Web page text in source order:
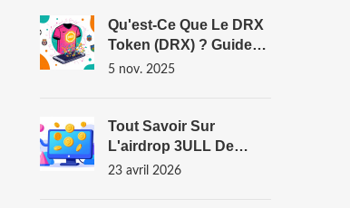
Qu'est-Ce Que Le DRX
Token (DRX) ? Guide
Complet Sur La
Technologie NFC
5 nov. 2025
Tout Savoir Sur
L'airdrop 3ULL De
PLAYA3ULL GAMES :
23 avril 2026